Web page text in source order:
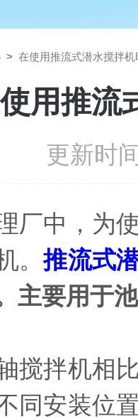
> 在使用推流式潜水搅拌
用推流
更新时
中，为使
。推流式
主要用于
拌机相比
同安装位